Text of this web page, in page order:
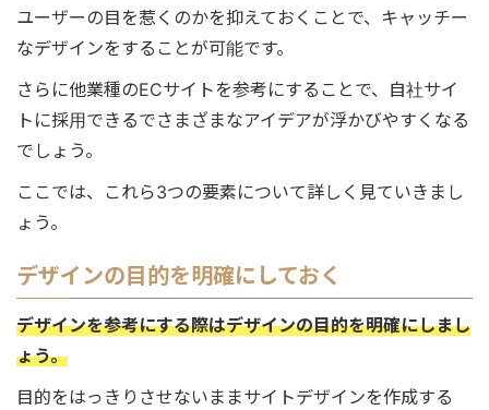
ユーザーの目を惹くのかを抑えておくことで、キャッチー
なデザインをすることが可能です。
さらに他業種のECサイトを参考にすることで、自社サイ
トに採用できるでさまざまなアイデアが浮かびやすくなる
でしょう。
ここでは、これら3つの要素について詳しく見ていきまし
ょう。
デザインの目的を明確にしておく
デザインを参考にする際はデザインの目的を明確にしまし
ょう。
目的をはっきりさせないままサイトデザインを作成する